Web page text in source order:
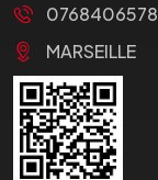
0768406578
MARSEILLE